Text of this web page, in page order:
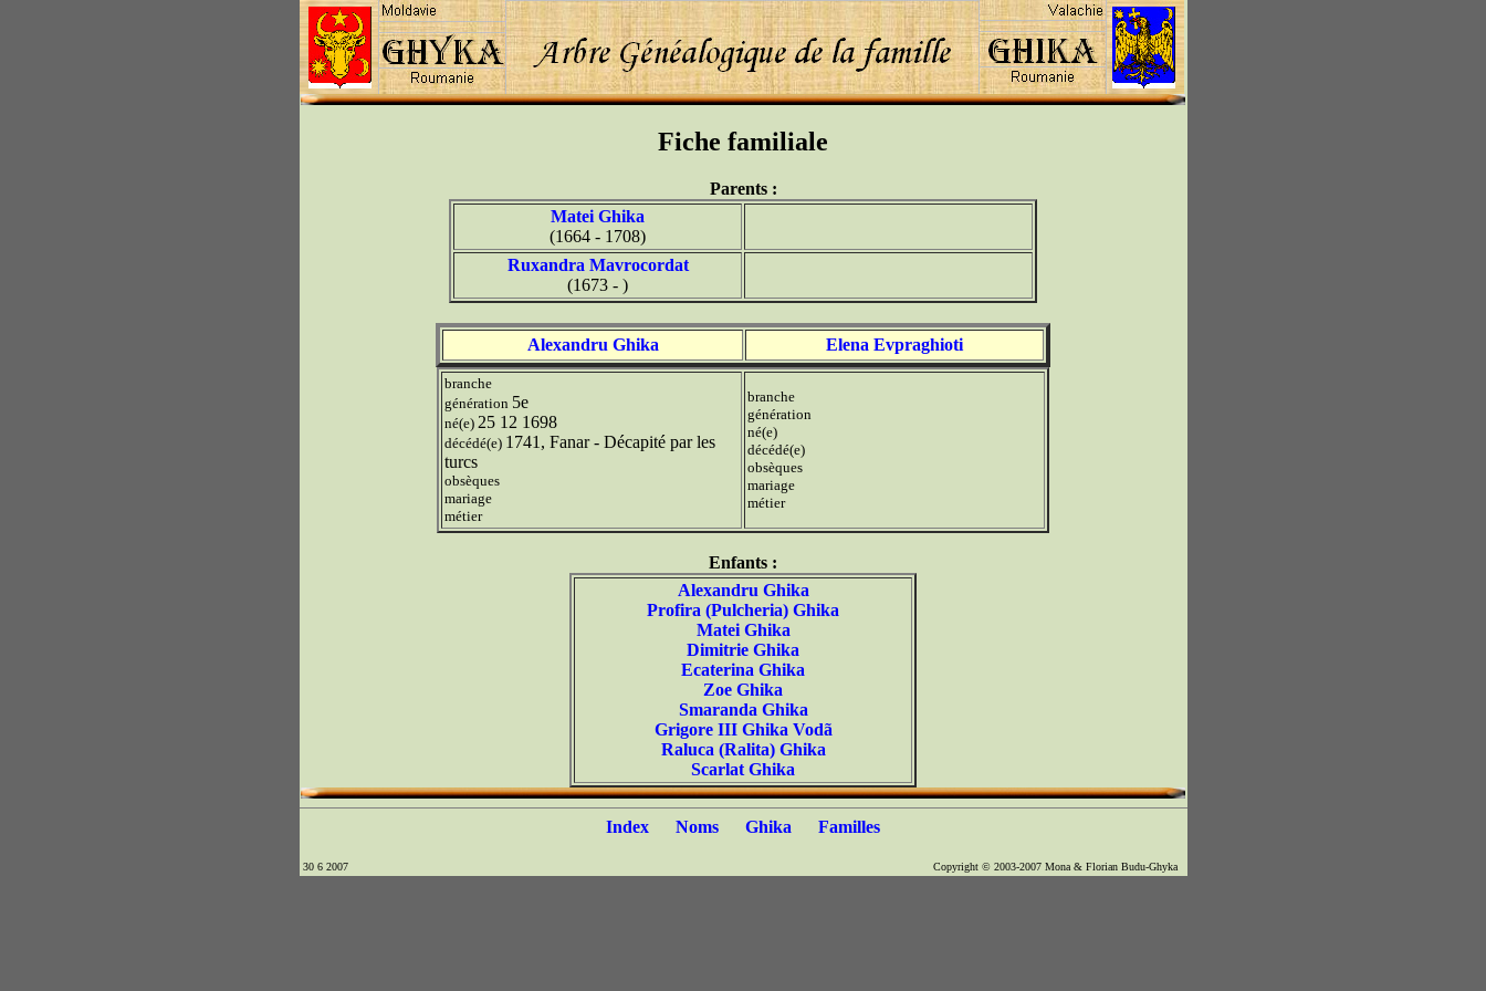
Fiche familiale
Parents :
Matei Ghika
(1664 - 1708)
Ruxandra Mavrocordat
(1673 - )
Alexandru Ghika Elena Evpraghioti
branche
génération 5e
né(e) 25 12 1698
décédé(e) 1741, Fanar - Décapité par les
turcs
obsèques
mariage
métier
branche
génération
né(e)
décédé(e)
obsèques
mariage
métier
Enfants :
Alexandru Ghika
Profira (Pulcheria) Ghika
Matei Ghika
Dimitrie Ghika
Ecaterina Ghika
Zoe Ghika
Smaranda Ghika
Grigore III Ghika Vodã
Raluca (Ralita) Ghika
Scarlat Ghika
Index Noms Ghika Familles
30 6 2007 Copyright © 2003-2007 Mona & Florian Budu-Ghyka